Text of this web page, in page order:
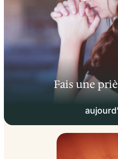
Fais une